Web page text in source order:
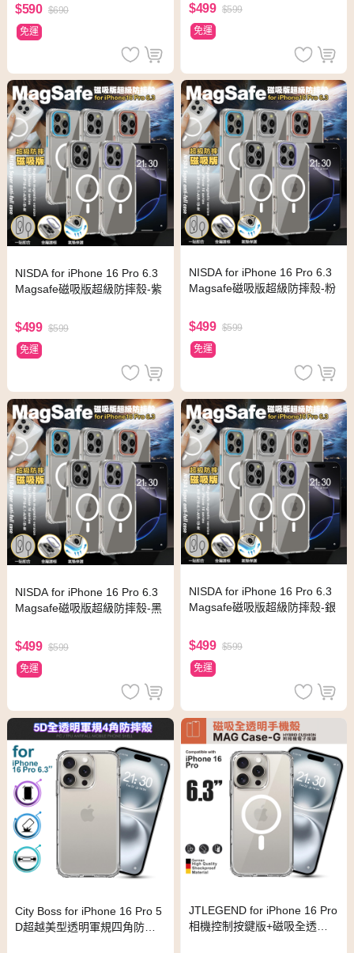
$590 $690
免運
$499 $599
免運
NISDA for iPhone 16 Pro 6.3
Magsafe磁吸版超級防摔殼-紫
$499 $599
免運
NISDA for iPhone 16 Pro 6.3
Magsafe磁吸版超級防摔殼-粉
$499 $599
免運
NISDA for iPhone 16 Pro 6.3
Magsafe磁吸版超級防摔殼-黑
$499 $599
免運
NISDA for iPhone 16 Pro 6.3
Magsafe磁吸版超級防摔殼-銀
$499 $599
免運
City Boss for iPhone 16 Pro 5
D超越美型透明軍規四角防摔
JTLEGEND for iPhone 16 Pro
相機控制按鍵版+磁吸全透明